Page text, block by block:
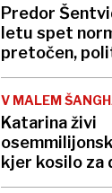
Predor
letu spet
pretočen,
zamudili
V MALEM
Katarina živi
kjer kosilo za
evre